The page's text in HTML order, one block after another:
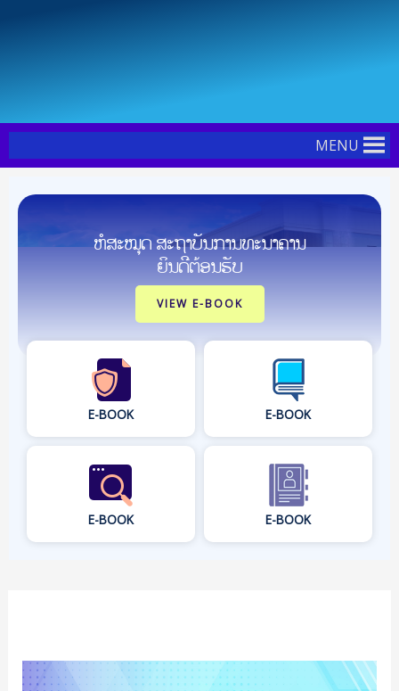
MENU
ຫໍສະໝຸດ ສະຖາບັນການທະນາຄານ
ຍິນດີຕ້ອນຮັບ
VIEW E-BOOK
E-BOOK E-BOOK
E-BOOK E-BOOK